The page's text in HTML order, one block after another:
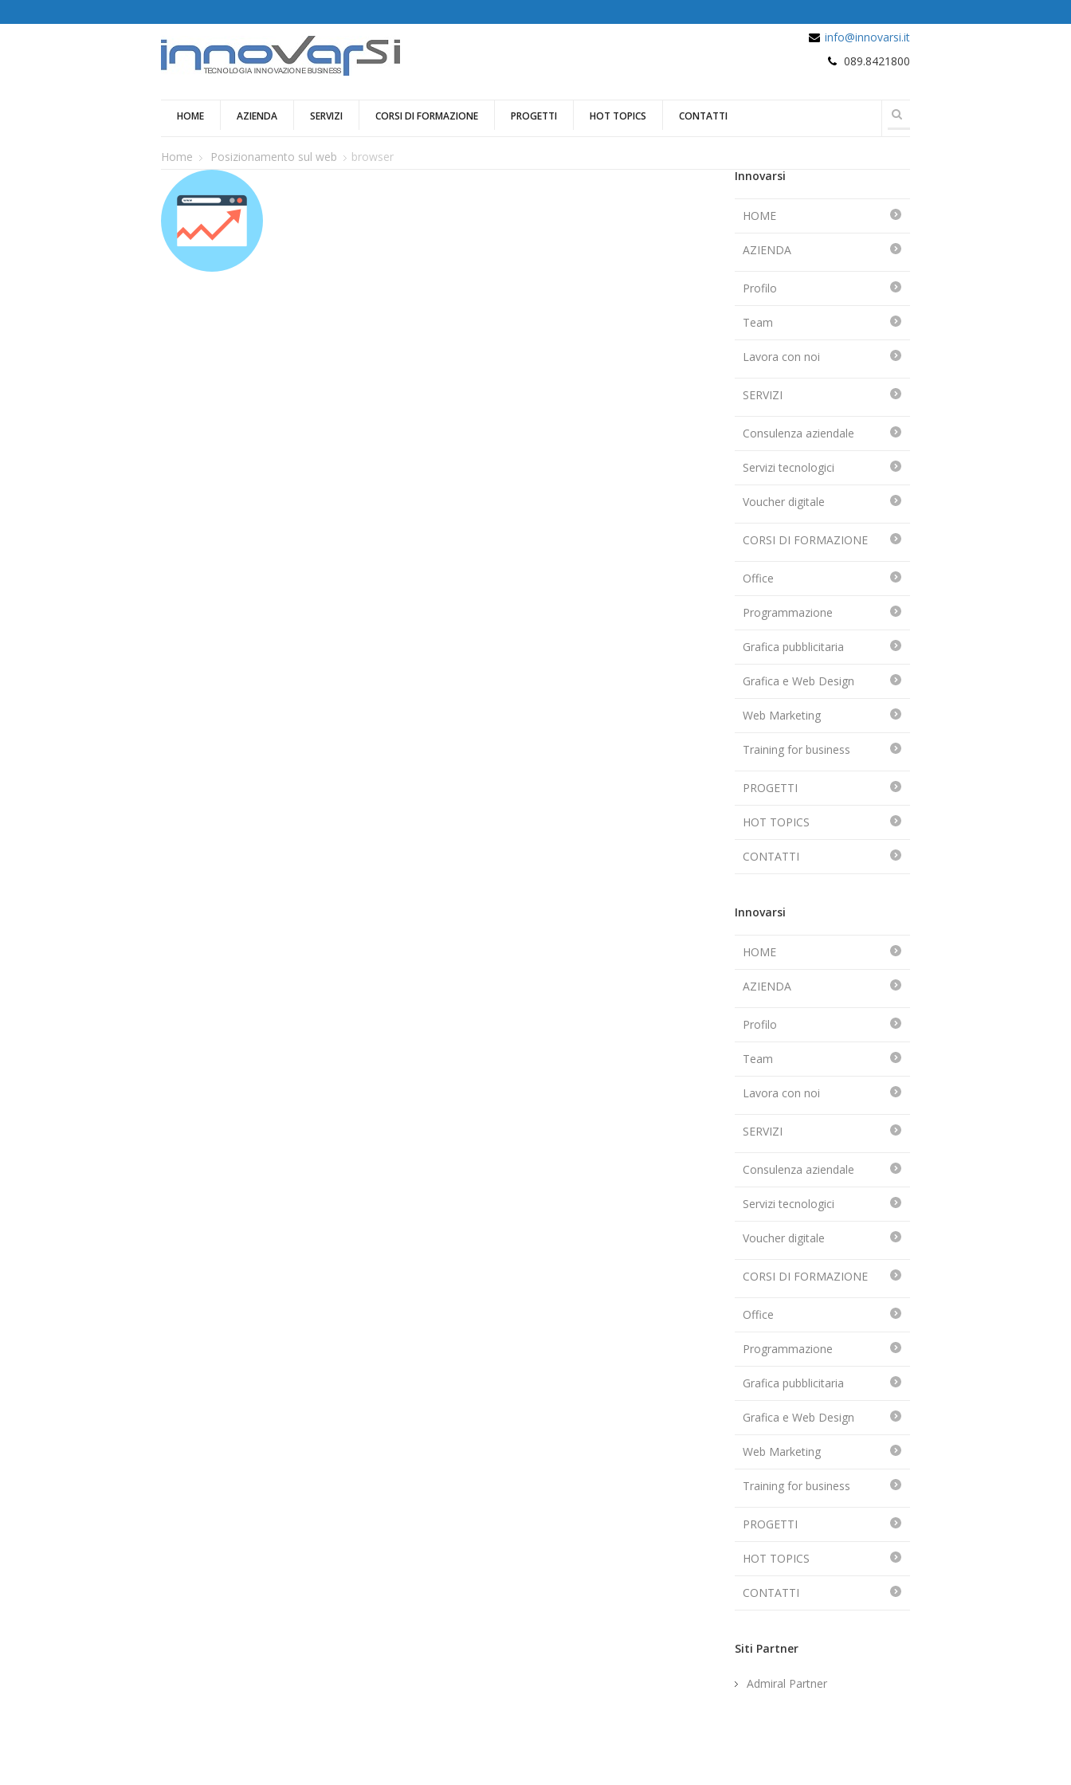
info@innovarsi.it
089.8421800
HOME AZIENDA SERVIZI CORSI DI FORMAZIONE PROGETTI HOT TOPICS CONTATTI
Home Posizionamento sul web
browser
Innovarsi
HOME
AZIENDA
Profilo
Team
Lavora con noi
SERVIZI
Consulenza aziendale
Servizi tecnologici
Voucher digitale
CORSI DI FORMAZIONE
Office
Programmazione
Grafica pubblicitaria
Grafica e Web Design
Web Marketing
Training for business
PROGETTI
HOT TOPICS
CONTATTI
Innovarsi
HOME
AZIENDA
Profilo
Team
Lavora con noi
SERVIZI
Consulenza aziendale
Servizi tecnologici
Voucher digitale
CORSI DI FORMAZIONE
Office
Programmazione
Grafica pubblicitaria
Grafica e Web Design
Web Marketing
Training for business
PROGETTI
HOT TOPICS
CONTATTI
Siti Partner
Admiral Partner